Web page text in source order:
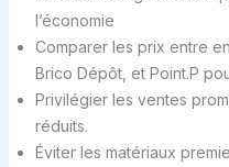
l’économie
Comparer les prix entre
Brico Dépôt, et Point.P
Privilégier les ventes
réduits.
Éviter les matériaux